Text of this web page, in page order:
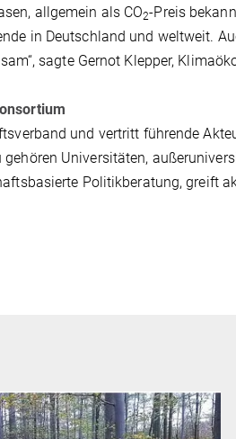
allgemein als CO2-Preis
in Deutschland und weltweit.
sagte Gernot Klepper,
und vertritt führende
Universitäten,
Politikberatung, greift